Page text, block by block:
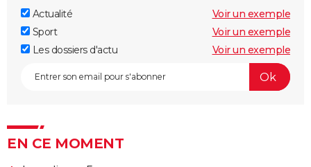
Actualité
Voir un exemple
Sport
Voir un exemple
Les dossiers d'actu
Voir un exemple
EN CE MOMENT